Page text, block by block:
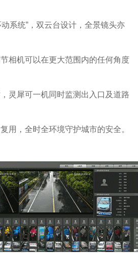
系统”，双云台设计，全景镜头亦
相机可以在更大范围内的任何角度
灵犀可一机同时监测出入口及道路
用，全时全环境守护城市的安全。